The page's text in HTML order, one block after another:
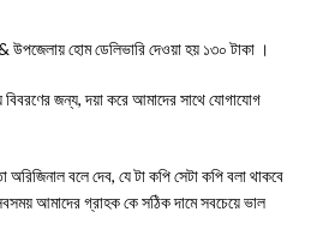
& উপজেলায় হোম ডেলিভারি দেওয়া হয় ১৩০ টাকা ।
জন্য, দয়া করে আমাদের সাথে যোগাযোগ
বলে দেব, যে টা কপি সেটা কপি বলা থাকবে
আমাদের গ্রাহক কে সঠিক দামে সবচেয়ে ভাল